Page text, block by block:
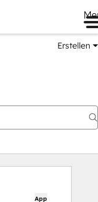
Erstellen
App